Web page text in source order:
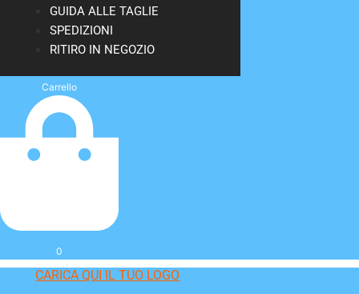
GUIDA ALLE TAGLIE
SPEDIZIONI
RITIRO IN NEGOZIO
Carrello
0
CARICA QUI IL TUO LOGO